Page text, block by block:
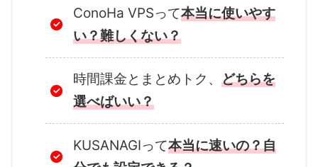
ConoHa VPSって本当に使いやす
い？難しくない？
時間課金とまとめトク、 どちらを
選べばいい？
KUSANAGIって本当に速いの？自